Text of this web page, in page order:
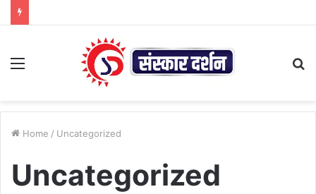
Menu
Home / Uncategorized
Uncategorized